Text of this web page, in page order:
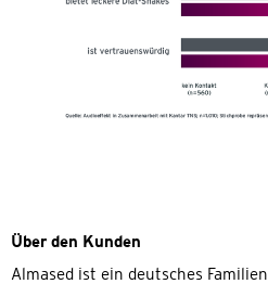
Über den Kunden
Almased ist ein deutsches